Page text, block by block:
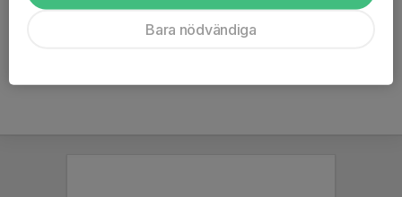
Bara nödvändiga